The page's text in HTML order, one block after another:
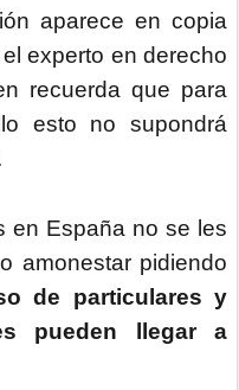
aparece en copia
experto en derecho
recuerda que para
esto no supondrá
en España no se les
amonestar pidiendo
de particulares y
pueden llegar a